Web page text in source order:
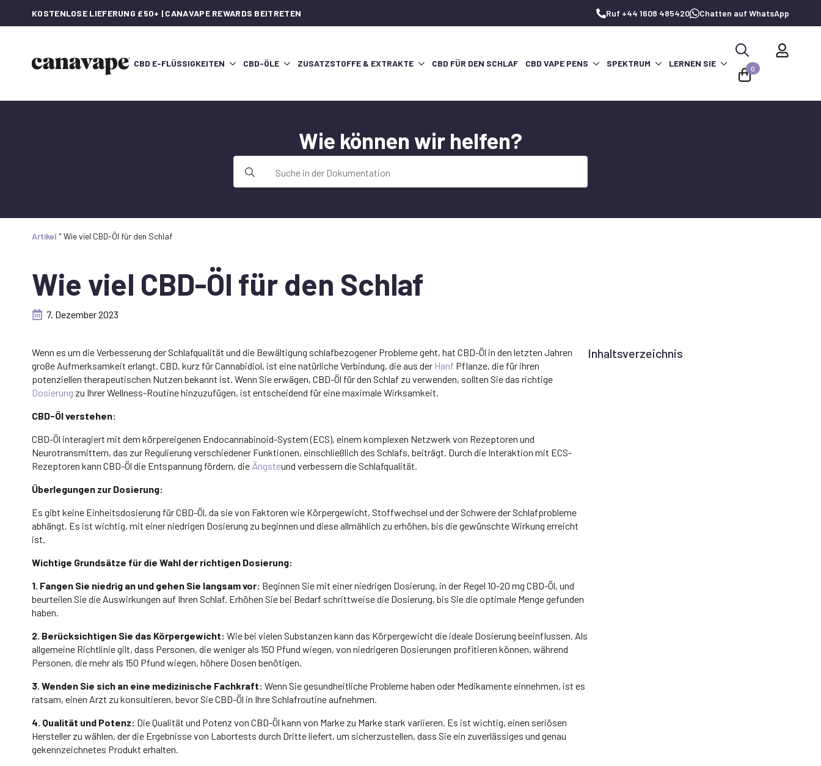
KOSTENLOSE LIEFERUNG £50+ | CANAVAPE REWARDS BEITRETEN Ruf +44 1608 485420 Chatten auf WhatsApp
CBD E-FLÜSSIGKEITEN CBD-ÖLE ZUSATZSTOFFE & EXTRAKTE CBD FÜR DEN SCHLAF CBD VAPE PENS SPEKTRUM LERNEN SIE
Suche
nach:
0
Wie können wir helfen?
nach:
Artikel " Wie viel CBD-Öl für den Schlaf
Wie viel CBD-Öl für den Schlaf
7. Dezember 2023
Wenn es um die Verbesserung der Schlafqualität und die Bewältigung schlafbezogener Probleme geht, hat CBD-Öl in den letzten Jahren
große Aufmerksamkeit erlangt. CBD, kurz für Cannabidiol, ist eine natürliche Verbindung, die aus der Hanf Pflanze, die für ihren
potenziellen therapeutischen Nutzen bekannt ist. Wenn Sie erwägen, CBD-Öl für den Schlaf zu verwenden, sollten Sie das richtige
Dosierung zu Ihrer Wellness-Routine hinzuzufügen, ist entscheidend für eine maximale Wirksamkeit.
CBD-Öl verstehen:
CBD-Öl interagiert mit dem körpereigenen Endocannabinoid-System (ECS), einem komplexen Netzwerk von Rezeptoren und
Neurotransmittern, das zur Regulierung verschiedener Funktionen, einschließlich des Schlafs, beiträgt. Durch die Interaktion mit ECS-
Rezeptoren kann CBD-Öl die Entspannung fördern, die Ängsteund verbessern die Schlafqualität.
Überlegungen zur Dosierung:
Es gibt keine Einheitsdosierung für CBD-Öl, da sie von Faktoren wie Körpergewicht, Stoffwechsel und der Schwere der Schlafprobleme
abhängt. Es ist wichtig, mit einer niedrigen Dosierung zu beginnen und diese allmählich zu erhöhen, bis die gewünschte Wirkung erreicht
ist.
Wichtige Grundsätze für die Wahl der richtigen Dosierung:
1. Fangen Sie niedrig an und gehen Sie langsam vor: Beginnen Sie mit einer niedrigen Dosierung, in der Regel 10-20 mg CBD-Öl, und
beurteilen Sie die Auswirkungen auf Ihren Schlaf. Erhöhen Sie bei Bedarf schrittweise die Dosierung, bis Sie die optimale Menge gefunden
haben.
2. Berücksichtigen Sie das Körpergewicht: Wie bei vielen Substanzen kann das Körpergewicht die ideale Dosierung beeinflussen. Als
allgemeine Richtlinie gilt, dass Personen, die weniger als 150 Pfund wiegen, von niedrigeren Dosierungen profitieren können, während
Personen, die mehr als 150 Pfund wiegen, höhere Dosen benötigen.
3. Wenden Sie sich an eine medizinische Fachkraft: Wenn Sie gesundheitliche Probleme haben oder Medikamente einnehmen, ist es
ratsam, einen Arzt zu konsultieren, bevor Sie CBD-Öl in Ihre Schlafroutine aufnehmen.
4. Qualität und Potenz: Die Qualität und Potenz von CBD-Öl kann von Marke zu Marke stark variieren. Es ist wichtig, einen seriösen
Hersteller zu wählen, der die Ergebnisse von Labortests durch Dritte liefert, um sicherzustellen, dass Sie ein zuverlässiges und genau
gekennzeichnetes Produkt erhalten.
Inhaltsverzeichnis